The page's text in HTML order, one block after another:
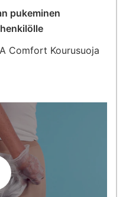
pukeminen
Comfort Kourusuoja